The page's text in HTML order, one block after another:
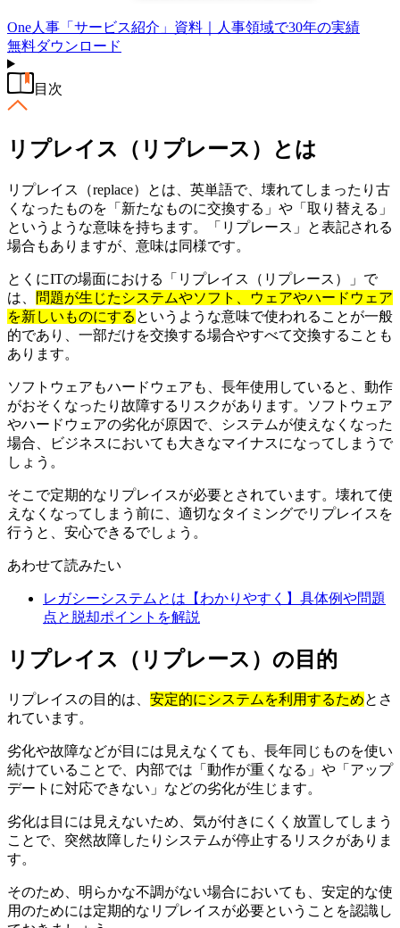
One人事「サービス紹介」資料｜人事領域で30年の実績
無料ダウンロード
目次
リプレイス（リプレース）とは
リプレイス（replace）とは、英単語で、壊れてしまったり古
くなったものを「新たなものに交換する」や「取り替える」
というような意味を持ちます。「リプレース」と表記される
場合もありますが、意味は同様です。
とくにITの場面における「リプレイス（リプレース）」で
は、
問題が生じたシステムやソフト、ウェアやハードウェア
を新しいものにする というような意味で使われることが一般
的であり、一部だけを交換する場合やすべて交換することも
あります。
ソフトウェアもハードウェアも、長年使用していると、動作
がおそくなったり故障するリスクがあります。ソフトウェア
やハードウェアの劣化が原因で、システムが使えなくなった
場合、ビジネスにおいても大きなマイナスになってしまうで
しょう。
そこで定期的なリプレイスが必要とされています。壊れて使
えなくなってしまう前に、適切なタイミングでリプレイスを
行うと、安心できるでしょう。
あわせて読みたい
レガシーシステムとは【わかりやすく】具体例や問題
点と脱却ポイントを解説
リプレイス（リプレース）の目的
リプレイスの目的は、 安定的にシステムを利用するためとさ
れています。
劣化や故障などが目には見えなくても、長年同じものを使い
続けていることで、内部では「動作が重くなる」や「アップ
デートに対応できない」などの劣化が生じます。
劣化は目には見えないため、気が付きにくく放置してしまう
ことで、突然故障したりシステムが停止するリスクがありま
す。
そのため、明らかな不調がない場合においても、安定的な使
用のためには定期的なリプレイスが必要ということを認識し